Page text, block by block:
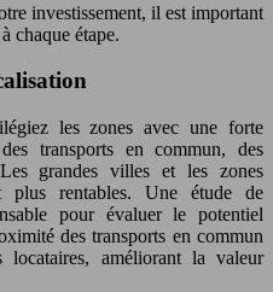
investissement, il est important
chaque étape.
les zones avec une forte
transports en commun, des
grandes villes et les zones
plus rentables. Une étude de
pour évaluer le potentiel
des transports en commun
améliorant la valeur